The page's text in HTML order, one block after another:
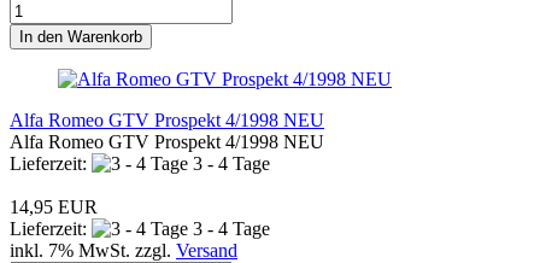
In den Warenkorb
Alfa Romeo GTV Prospekt 4/1998 NEU
Alfa Romeo GTV Prospekt 4/1998 NEU
Lieferzeit:
3 - 4 Tage
14,95 EUR
Lieferzeit:
3 - 4 Tage
inkl. 7% MwSt. zzgl. Versand